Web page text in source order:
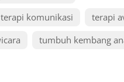
komunikasi
terapi
tumbuh kembang